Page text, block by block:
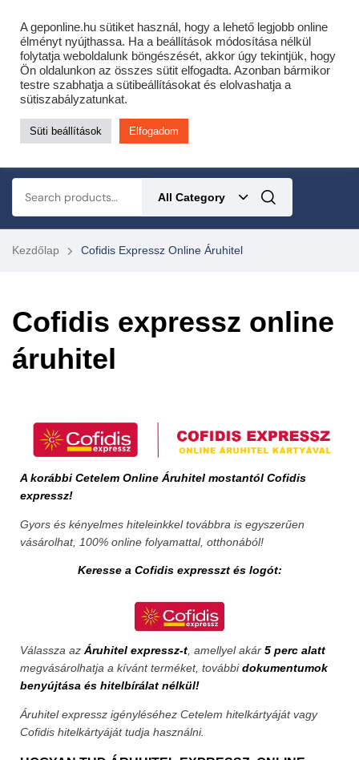
Cofidis expressz online áruhitel 0 % THM-el 10 hónapra!
Most minden akciós HQ láncfűrészhez ajándékba adunk egy fűrészláncot!
Részletek ide kattintva!
KERTÉSZETI – ERDÉSZETI – ÉPÍTŐIPARI GÉP WEBSHOP
All Category
Kezdőlap Cofidis Expressz Online Áruhitel
Cofidis expressz online
áruhitel
A korábbi Cetelem Online Áruhitel mostantól Cofidis
expressz!
Gyors és kényelmes hiteleinkkel továbbra is egyszerűen
vásárolhat, 100% online folyamattal, otthonából!
Keresse a Cofidis expresszt és logót:
Válassza az Áruhitel expressz-t, amellyel akár 5 perc alatt
megvásárolhatja a kívánt terméket, további dokumentumok
benyújtása és hitelbírálat nélkül!
Áruhitel expressz igényléséhez Cetelem hitelkártyáját vagy
Cofidis hitelkártyáját tudja használni.
A geponline.hu sütiket használ, hogy a lehető legjobb online
élményt nyújthassa. Ha a beállítások módosítása nélkül
folytatja weboldalunk böngészését, akkor úgy tekintjük, hogy
Ön oldalunkon az összes sütit elfogadta. Azonban bármikor
testre szabhatja a sütibeállításokat és elolvashatja a
sütiszabályzatunkat.
Süti beállítások Elfogadom